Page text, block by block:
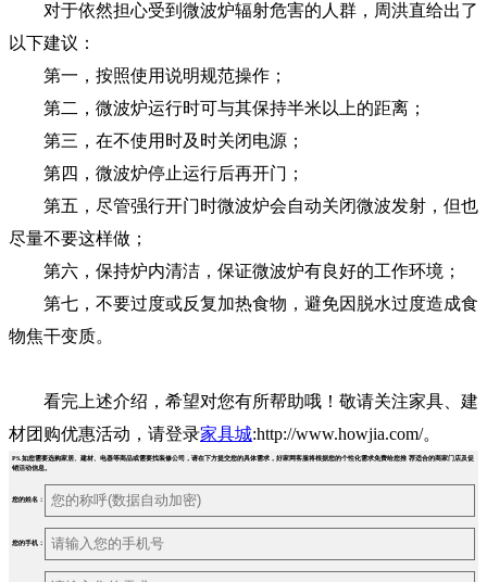
对于依然担心受到微波炉辐射危害的人群，周洪直给出了
以下建议：
第一，按照使用说明规范操作；
第二，微波炉运行时可与其保持半米以上的距离；
第三，在不使用时及时关闭电源；
第四，微波炉停止运行后再开门；
第五，尽管强行开门时微波炉会自动关闭微波发射，但也
尽量不要这样做；
第六，保持炉内清洁，保证微波炉有良好的工作环境；
第七，不要过度或反复加热食物，避免因脱水过度造成食
物焦干变质。
看完上述介绍，希望对您有所帮助哦！敬请关注家具、建
材团购优惠活动，请登录家具城:http://www.howjia.com/。
PS.如您需要选购家居、建材、电器等商品或需要找装修公司，请在下方提交您的具体需求，好家网客服将根据您的个性化需求免费给您推 荐适合的商家门店及促
销活动信息。
您的姓名：
您的手机：